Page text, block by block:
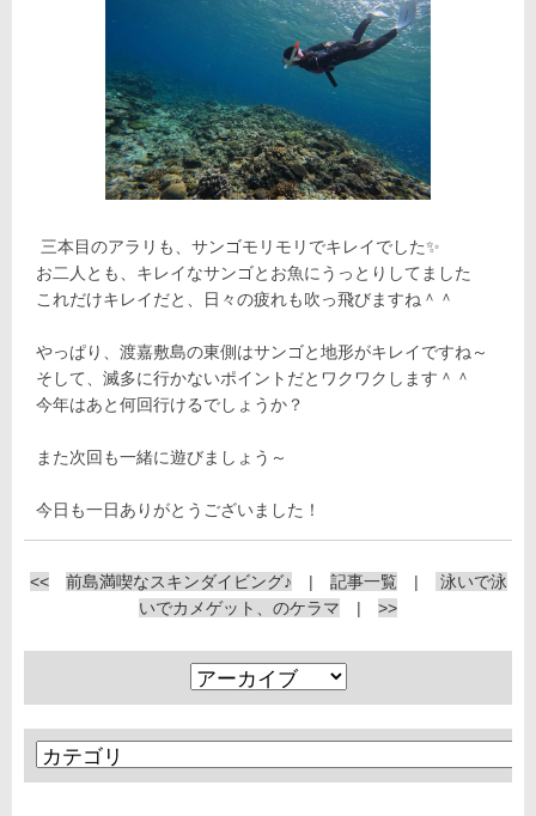
三本目のアラリも、サンゴモリモリでキレイでした✨
お二人とも、キレイなサンゴとお魚にうっとりしてました
これだけキレイだと、日々の疲れも吹っ飛びますね＾＾
やっぱり、渡嘉敷島の東側はサンゴと地形がキレイですね～
そして、滅多に行かないポイントだとワクワクします＾＾
今年はあと何回行けるでしょうか？
また次回も一緒に遊びましょう～
今日も一日ありがとうございました！
<< 前島満喫なスキンダイビング♪ | 記事一覧|
泳いで泳
いでカメゲット、のケラマ | >>